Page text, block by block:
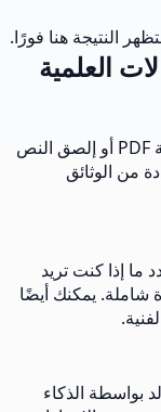
النتيجة هنا فورًا.
العلمية
اختر وقم بتحميل ورقة البحث الخاصة بك بصيغة PDF أو إلصق النص
من الوثائق
إذا كنت تريد
شاملة. يمكنك أيضًا
بواسطة الذكاء